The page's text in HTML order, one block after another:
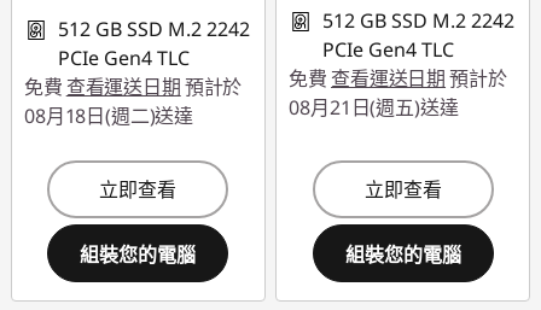
512 GB SSD M.2 2242
PCIe Gen4 TLC
免費 查看運送日期預計於
08月18日(週二)送達
立即查看
組裝您的電腦
512 GB SSD M.2 2242
PCIe Gen4 TLC
免費 查看運送日期預計於
08月21日(週五)送達
立即查看
組裝您的電腦